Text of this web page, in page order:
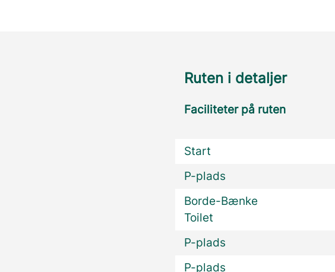
Ruten i detaljer
Faciliteter på ruten
Start
P-plads
Borde-Bænke
Toilet
P-plads
P-plads